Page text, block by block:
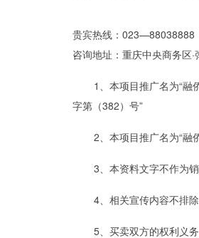
贵宾热线：023—88038888
咨询地址：重庆中央商务区·
1、本项目推广名为“融
字第（382）号”
2、本项目推广名为“融
3、本资料文字不作为
4、相关宣传内容不排
5、买卖双方的权利义